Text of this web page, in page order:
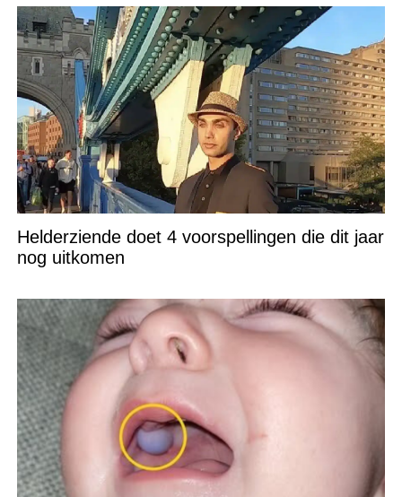
Helderziende doet 4 voorspellingen die dit jaar
nog uitkomen